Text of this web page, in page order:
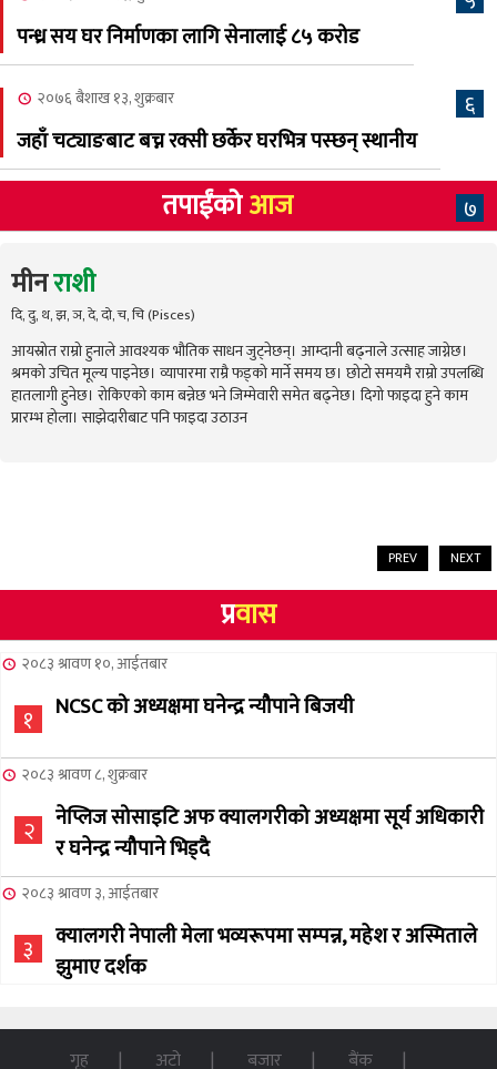
पन्ध्र सय घर निर्माणका लागि सेनालाई ८५ करोड
६
२०७६ बैशाख १३, शुक्रबार
जहाँ चट्याङबाट बच्न रक्सी छर्केर घरभित्र पस्छन् स्थानीय
७
तपाईंकोआज
मीनराशी
दि, दु, थ, झ, ञ, दे, दो, च, चि (Pisces)
आयस्रोत राम्रो हुनाले आवश्यक भौतिक साधन जुट्नेछन्। आम्दानी बढ्नाले उत्साह जाग्नेछ।
श्रमको उचित मूल्य पाइनेछ। व्यापारमा राम्रै फड्को मार्ने समय छ। छोटो समयमै राम्रो उपलब्धि
हातलागी हुनेछ। रोकिएको काम बन्नेछ भने जिम्मेवारी समेत बढ्नेछ। दिगो फाइदा हुने काम
प्रारम्भ होला। साझेदारीबाट पनि फाइदा उठाउन
PREV NEXT
प्रवास
२०८३ श्रावण १०, आईतबार
१ NCSC को अध्यक्षमा घनेन्द्र न्यौपाने बिजयी
२०८३ श्रावण ८, शुक्रबार
२
नेप्लिज सोसाइटि अफ क्यालगरीको अध्यक्षमा सूर्य अधिकारी
र घनेन्द्र न्यौपाने भिड्दै
२०८३ श्रावण ३, आईतबार
३
क्यालगरी नेपाली मेला भव्यरूपमा सम्पन्न, महेश र अस्मिताले
झुमाए दर्शक
NCSC को अध्यक्ष पदको लागी सूर्य अधिकारीको उम्मेदवारी
गृह अटो बजार
बैंक